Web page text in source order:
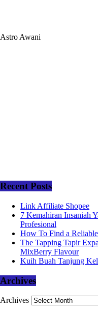
Astro Awani
Recent Posts
Link Affiliate Shopee
7 Kemahiran Insaniah
Profesional
How To Find a
The Tapping Tapir
MixBerry Flavour
Kuih Buah Tanjung
Archives
Archives